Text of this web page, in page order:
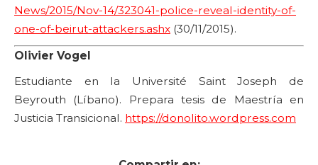
News/2015/Nov-14/323041-police-reveal-identity-of-
one-of-beirut-attackers.ashx (30/11/2015).
Olivier Vogel
Estudiante en la Université Saint Joseph de
Beyrouth (Líbano). Prepara tesis de Maestría en
Justicia Transicional. https://donolito.wordpress.com